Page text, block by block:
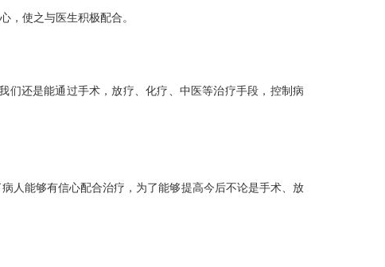
使之与医生积极配合。
还是能通过手术，放疗、化疗、中医等治疗手段，控制病
人能够有信心配合治疗，为了能够提高今后不论是手术、放